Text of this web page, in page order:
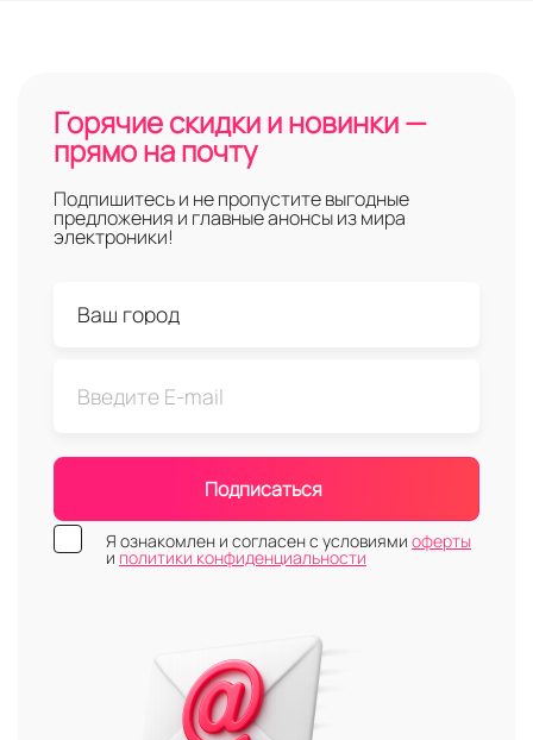
Горячие скидки и новинки —
прямо на почту
Подпишитесь и не пропустите выгодные
предложения и главные анонсы из мира
электроники!
Подписаться
Я ознакомлен и согласен с условиями оферты
и политики конфиденциальности